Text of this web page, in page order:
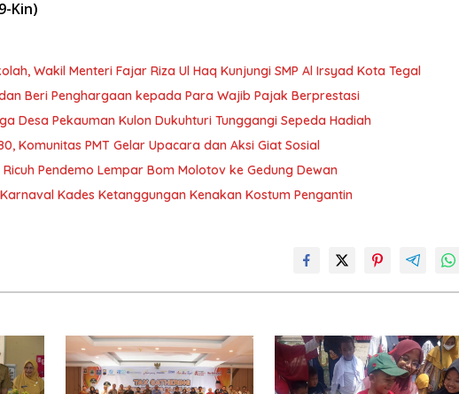
Kin)
Wakil Menteri Fajar Riza Ul Haq Kunjungi SMP Al Irsyad Kota Tegal
Beri Penghargaan kepada Para Wajib Pajak Berprestasi
Desa Pekauman Kulon Dukuhturi Tunggangi Sepeda Hadiah
Komunitas PMT Gelar Upacara dan Aksi Giat Sosial
Pendemo Lempar Bom Molotov ke Gedung Dewan
Kades Ketanggungan Kenakan Kostum Pengantin